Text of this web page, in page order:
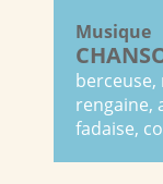
Musique
rengaine,
fadaise,